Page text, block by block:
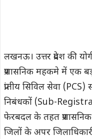
लखनऊ। उत्तर प्रदेश की
प्रशासनिक महकमे में एक
प्रांतीय सिविल सेवा
निबंधकों (Sub-
फेरबदल के तहत
जिलों के अपर